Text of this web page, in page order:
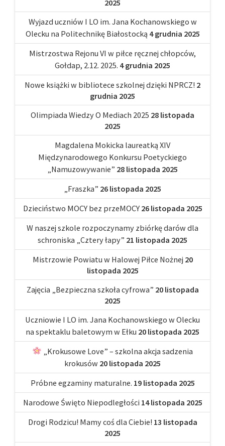
2025
Wyjazd uczniów I LO im. Jana Kochanowskiego w
Olecku na Politechnikę Białostocką 4 grudnia 2025
Mistrzostwa Rejonu VI w piłce ręcznej chłopców,
Gołdap, 2.12. 2025. 4 grudnia 2025
Nowe książki w bibliotece szkolnej dzięki NPRCZ! 2
grudnia 2025
Olimpiada Wiedzy O Mediach 2025 28 listopada
2025
Magdalena Mokicka laureatką XIV
Międzynarodowego Konkursu Poetyckiego
„Namuzowywanie” 28 listopada 2025
„Fraszka” 26 listopada 2025
Dzieciństwo MOCY bez przeMOCY 26 listopada 2025
W naszej szkole rozpoczynamy zbiórkę darów dla
schroniska „Cztery łapy” 21 listopada 2025
Mistrzowie Powiatu w Halowej Piłce Nożnej 20
listopada 2025
Zajęcia „Bezpieczna szkoła cyfrowa” 20 listopada
2025
Uczniowie I LO im. Jana Kochanowskiego w Olecku
na spektaklu baletowym w Ełku 20 listopada 2025
„Krokusowe Love” – szkolna akcja sadzenia
krokusów 20 listopada 2025
Próbne egzaminy maturalne. 19 listopada 2025
Narodowe Święto Niepodległości 14 listopada 2025
Drogi Rodzicu! Mamy coś dla Ciebie! 13 listopada
2025